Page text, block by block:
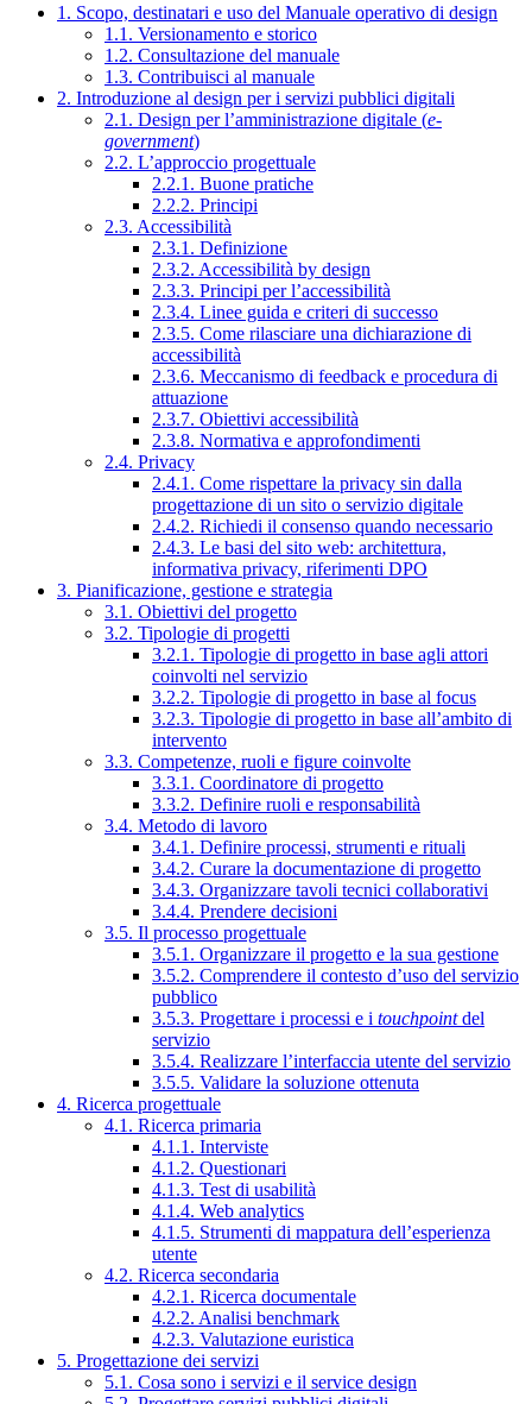
1. Scopo, destinatari e uso del Manuale operativo di design
1.1. Versionamento e storico
1.2. Consultazione del manuale
1.3. Contribuisci al manuale
2. Introduzione al design per i servizi pubblici digitali
2.1. Design per l’amministrazione digitale (e-
government)
2.2. L’approccio progettuale
2.2.1. Buone pratiche
2.2.2. Principi
2.3. Accessibilità
2.3.1. Definizione
2.3.2. Accessibilità by design
2.3.3. Principi per l’accessibilità
2.3.4. Linee guida e criteri di successo
2.3.5. Come rilasciare una dichiarazione di
accessibilità
2.3.6. Meccanismo di feedback e procedura di
attuazione
2.3.7. Obiettivi accessibilità
2.3.8. Normativa e approfondimenti
2.4. Privacy
2.4.1. Come rispettare la privacy sin dalla
progettazione di un sito o servizio digitale
2.4.2. Richiedi il consenso quando necessario
2.4.3. Le basi del sito web: architettura,
informativa privacy, riferimenti DPO
3. Pianificazione, gestione e strategia
3.1. Obiettivi del progetto
3.2. Tipologie di progetti
3.2.1. Tipologie di progetto in base agli attori
coinvolti nel servizio
3.2.2. Tipologie di progetto in base al focus
3.2.3. Tipologie di progetto in base all’ambito di
intervento
3.3. Competenze, ruoli e figure coinvolte
3.3.1. Coordinatore di progetto
3.3.2. Definire ruoli e responsabilità
3.4. Metodo di lavoro
3.4.1. Definire processi, strumenti e rituali
3.4.2. Curare la documentazione di progetto
3.4.3. Organizzare tavoli tecnici collaborativi
3.4.4. Prendere decisioni
3.5. Il processo progettuale
3.5.1. Organizzare il progetto e la sua gestione
3.5.2. Comprendere il contesto d’uso del servizio
pubblico
3.5.3. Progettare i processi e i touchpointdel
servizio
3.5.4. Realizzare l’interfaccia utente del servizio
3.5.5. Validare la soluzione ottenuta
4. Ricerca progettuale
4.1. Ricerca primaria
4.1.1. Interviste
4.1.2. Questionari
4.1.3. Test di usabilità
4.1.4. Web analytics
4.1.5. Strumenti di mappatura dell’esperienza
utente
4.2. Ricerca secondaria
4.2.1. Ricerca documentale
4.2.2. Analisi benchmark
4.2.3. Valutazione euristica
5. Progettazione dei servizi
5.1. Cosa sono i servizi e il service design